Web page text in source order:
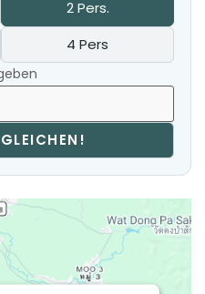
2 Pers.
4 Pers